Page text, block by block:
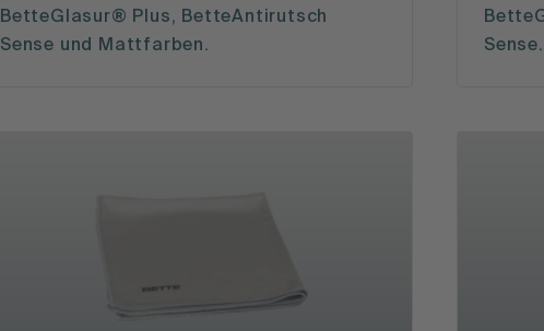
BetteGlasur® Plus, BetteAntirutsch
Sense und Mattfarben.
Sense.